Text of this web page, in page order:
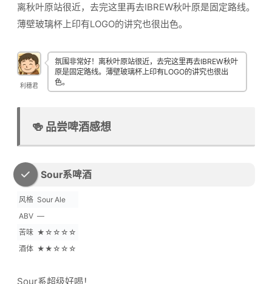
离秋叶原站很近，去完这里再去IBREW秋叶原是固定路线。
薄壁玻璃杯上印有LOGO的讲究也很出色。
利穗君
氛围非常好！离秋叶原站很近，去完这里再去IBREW秋叶
原是固定路线。薄壁玻璃杯上印有LOGO的讲究也很出
色。
🍻 品尝啤酒感想
Sour系啤酒
风格 Sour Ale
ABV —
苦味 ★☆☆☆☆
酒体 ★★☆☆☆
Sour系超级好喝！